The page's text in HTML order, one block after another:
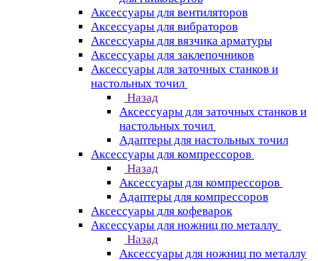
Аксессуары для вентиляторов
Аксессуары для вибраторов
Аксессуары для вязчика арматуры
Аксессуары для заклепочников
Аксессуары для заточных станков и
настольных точил
Назад
Аксессуары для заточных станков и
настольных точил
Адаптеры для настольных точил
Аксессуары для компрессоров
Назад
Аксессуары для компрессоров
Адаптеры для компрессоров
Аксессуары для кофеварок
Аксессуары для ножниц по металлу
Назад
Аксессуары для ножниц по металлу